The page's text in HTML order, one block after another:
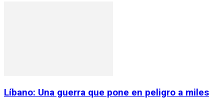
Líbano: Una guerra que pone en peligro a miles